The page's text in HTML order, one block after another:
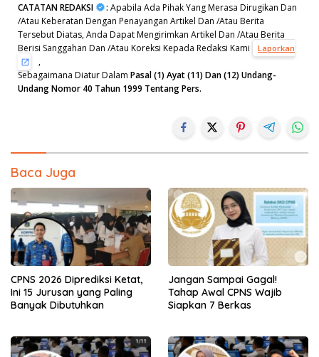
CATATAN REDAKSI : Apabila Ada Pihak Yang Merasa Dirugikan Dan
/Atau Keberatan Dengan Penayangan Artikel Dan /Atau Berita
Tersebut Diatas, Anda Dapat Mengirimkan Artikel Dan /Atau Berita
Berisi Sanggahan Dan /Atau Koreksi Kepada Redaksi Kami
Laporkan
,
Sebagaimana Diatur Dalam Pasal (1) Ayat (11) Dan (12) Undang-
Undang Nomor 40 Tahun 1999 Tentang Pers.
Baca Juga
CPNS 2026 Diprediksi Ketat,
Ini 15 Jurusan yang Paling
Banyak Dibutuhkan
Jangan Sampai Gagal!
Tahap Awal CPNS Wajib
Siapkan 7 Berkas